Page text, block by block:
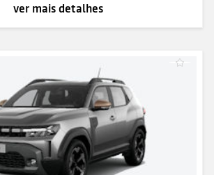
ver mais detalhes